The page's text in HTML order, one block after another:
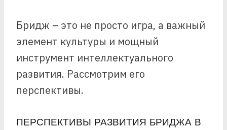
Бридж – это не просто игра, а важный
элемент культуры и мощный
инструмент интеллектуального
развития. Рассмотрим его
перспективы.
ПЕРСПЕКТИВЫ РАЗВИТИЯ БРИДЖА В